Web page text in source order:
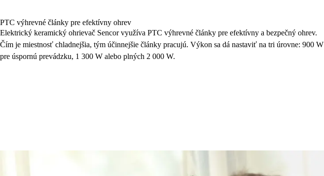
PTC výhrevné články pre efektívny ohrev
Elektrický keramický ohrievač Sencor využíva PTC výhrevné články pre efektívny a bezpečný ohrev.
Čím je miestnosť chladnejšia, tým účinnejšie články pracujú. Výkon sa dá nastaviť na tri úrovne: 900 W
pre úspornú prevádzku, 1 300 W alebo plných 2 000 W.